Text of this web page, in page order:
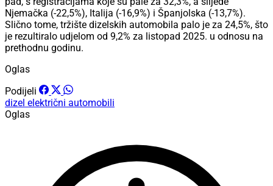
Njemačka (-22,5%), Italija (-16,9%) i Španjolska (-13,7%).
Slično tome, tržište dizelskih automobila palo je za 24,5%, što
je rezultiralo udjelom od 9,2% za listopad 2025. u odnosu na
prethodnu godinu.
Oglas
Podijeli
dizel električni automobili
Oglas